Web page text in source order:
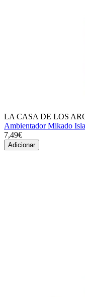
LA CASA DE LOS
Ambientador Mikado
7,49€
Adicionar